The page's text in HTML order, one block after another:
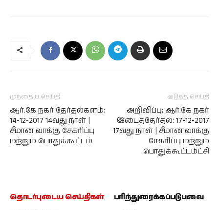
முந்தைய செய்தி
ஆர்.கே நகர் தேர்தல்களம்:
14-12-2017 14வது நாள் |
சீமான் வாக்கு சேகரிப்பு
மற்றும் பொதுக்கூட்டம்
அடுத்த செய்தி
அறிவிப்பு; ஆர்.கே நகர்
இடைத்தேர்தல்: 17-12-2017
17வது நாள் | சீமான் வாக்கு
சேகரிப்பு மற்றும்
பொதுக்கூட்டம்ட்சி
தொடர்புடைய செய்திகள் பரிந்துரைக்கப்படுபவை